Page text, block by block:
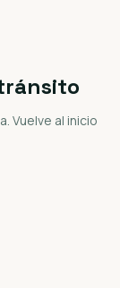
Vuelve al inicio